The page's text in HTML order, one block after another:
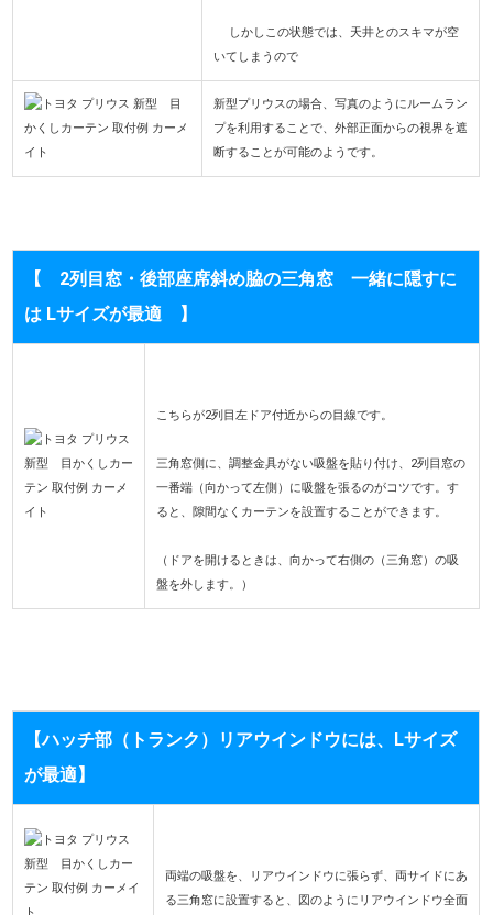
しかしこの状態では、天井とのスキマが空
いてしまうので
新型プリウスの場合、写真のようにルームラン
プを利用することで、外部正面からの視界を遮
断することが可能のようです。
【 2列目窓・後部座席斜め脇の三角窓 一緒に隠すに
は Lサイズが最適 】
こちらが2列目左ドア付近からの目線です。
三角窓側に、調整金具がない吸盤を貼り付け、2列目窓の
一番端（向かって左側）に吸盤を張るのがコツです。す
ると、隙間なくカーテンを設置することができます。
（ドアを開けるときは、向かって右側の（三角窓）の吸
盤を外します。）
【ハッチ部（トランク）リアウインドウには、Lサイズ
が最適】
両端の吸盤を、リアウインドウに張らず、両サイドにあ
る三角窓に設置すると、図のようにリアウインドウ全面